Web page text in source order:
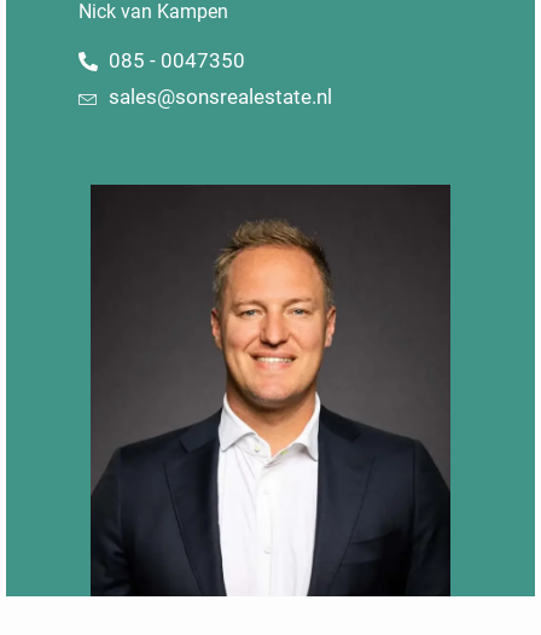
Nick van Kampen
085 - 0047350
sales@sonsrealestate.nl